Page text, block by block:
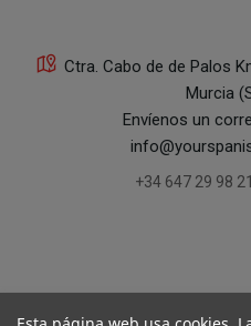
Ctra. Cabo de de Palos
Murcia
Envíenos un
+34 647 29 98